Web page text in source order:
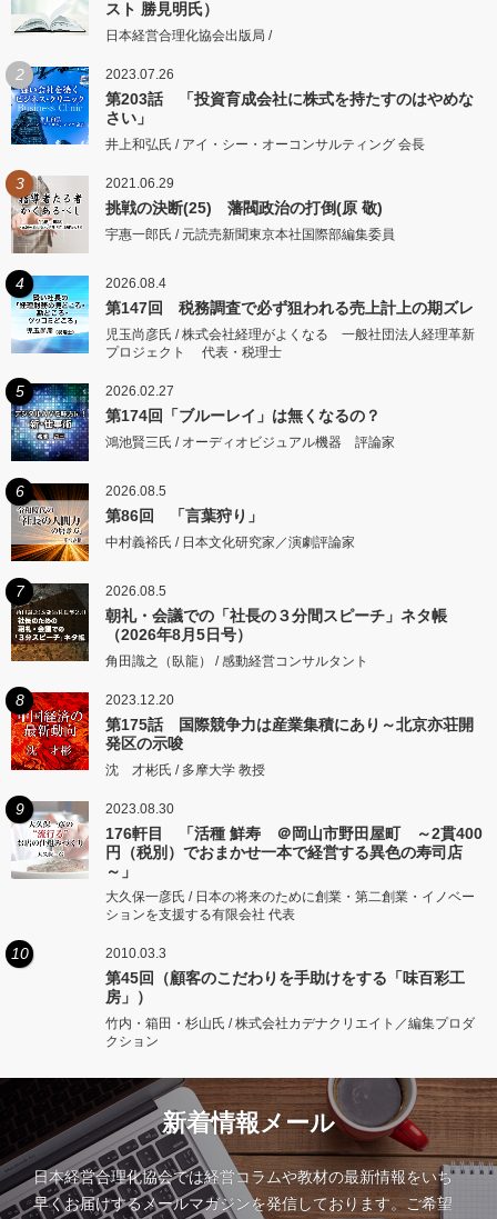
スト 勝見明氏）
日本経営合理化協会出版局 /
2 2023.07.26
第203話 「投資育成会社に株式を持たすのはやめな
さい」
井上和弘氏 / アイ・シー・オーコンサルティング 会長
3 2021.06.29
挑戦の決断(25) 藩閥政治の打倒(原 敬)
宇惠一郎氏 / 元読売新聞東京本社国際部編集委員
4 2026.08.4
第147回 税務調査で必ず狙われる売上計上の期ズレ
児玉尚彦氏 / 株式会社経理がよくなる 一般社団法人経理革新
プロジェクト 代表・税理士
5 2026.02.27
第174回「ブルーレイ」は無くなるの？
鴻池賢三氏 / オーディオビジュアル機器 評論家
6 2026.08.5
第86回 「言葉狩り」
中村義裕氏 / 日本文化研究家／演劇評論家
7 2026.08.5
朝礼・会議での「社長の３分間スピーチ」ネタ帳
（2026年8月5日号）
角田識之（臥龍） / 感動経営コンサルタント
8 2023.12.20
第175話 国際競争力は産業集積にあり～北京亦荘開
発区の示唆
沈 才彬氏 / 多摩大学 教授
9 2023.08.30
176軒目 「活種 鮮寿 ＠岡山市野田屋町 ～2貫400
円（税別）でおまかせ一本で経営する異色の寿司店
～」
大久保一彦氏 / 日本の将来のために創業・第二創業・イノベー
ションを支援する有限会社 代表
10 2010.03.3
第45回（顧客のこだわりを手助けをする「味百彩工
房」）
竹内・箱田・杉山氏 / 株式会社カデナクリエイト／編集プロダ
クション
新着情報メール
日本経営合理化協会では経営コラムや教材の最新情報をいち
早くお届けするメールマガジンを発信しております。ご希望